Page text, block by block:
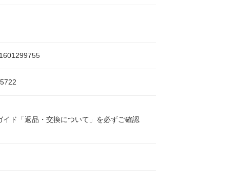
ド「返品・交換について」を必ずご確認